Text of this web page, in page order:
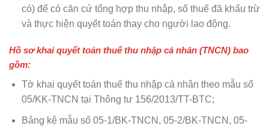
có) để có căn cứ tổng hợp thu nhập, số thuế đã khấu trừ
và thực hiện quyết toán thay cho người lao động.
Hồ sơ khai quyết toán thuế thu nhập cá nhân (TNCN) bao
gồm:
Tờ khai quyết toán thuế thu nhập cá nhân theo mẫu số
05/KK-TNCN tại Thông tư 156/2013/TT-BTC;
Bảng kê mẫu số 05-1/BK-TNCN, 05-2/BK-TNCN, 05-